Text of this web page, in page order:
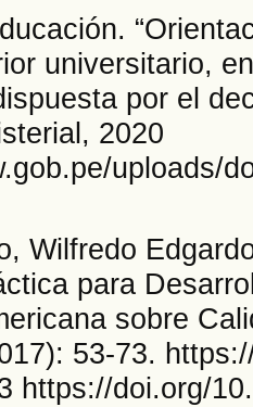
universitario,
por el
2020
uploads/
Wilfredo
para
sobre
53-73.
https://doi.org/